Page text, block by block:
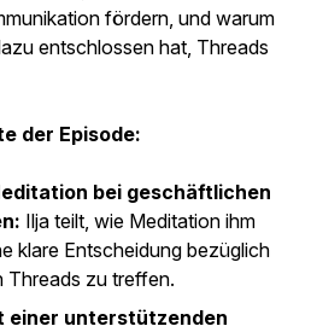
fördern, und warum
entschlossen hat, Threads
der Episode:
bei geschäftlichen
Ilja teilt, wie Meditation ihm
klare Entscheidung bezüglich
Threads zu treffen.
einer unterstützenden